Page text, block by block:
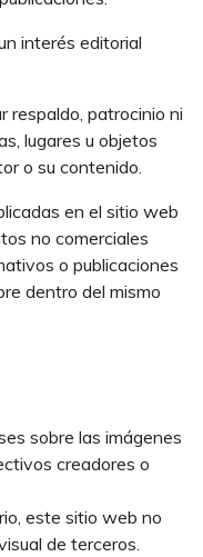
interés editorial
respaldo, patrocinio ni
lugares u objetos
o su contenido.
en el sitio web
no comerciales
o publicaciones
dentro del mismo
sobre las imágenes
creadores o
este sitio web no
de terceros.